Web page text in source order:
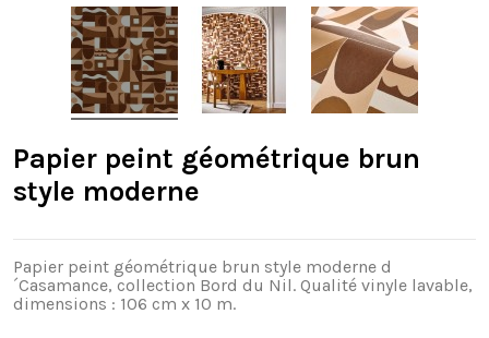
Papier peint géométrique brun
style moderne
Papier peint géométrique brun style moderne d
´Casamance, collection Bord du Nil. Qualité vinyle lavable,
dimensions : 106 cm x 10 m.